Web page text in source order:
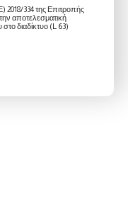
334 της Επιτροπής
την αποτελεσματική
διαδίκτυο (L 63)